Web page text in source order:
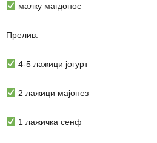
малку магдонос
Прелив:
4-5 лажици јогурт
2 лажици мајонез
1 лажичка сенф